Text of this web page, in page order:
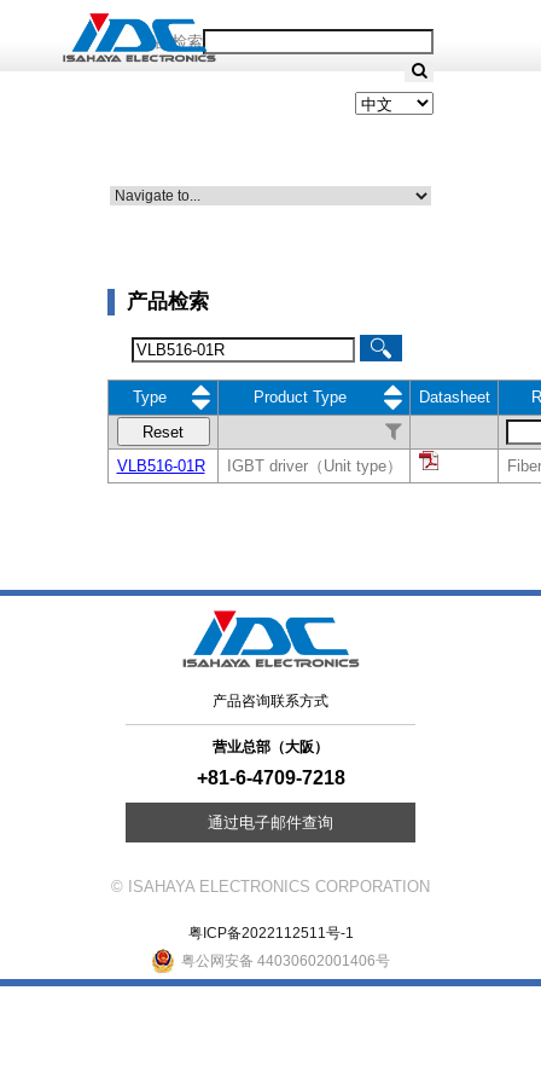
产品检索
产品检索
Type Product Type Datasheet
Reset
VLB516-01R
IGBT driver（Unit type）
产品咨询联系方式
营业总部（大阪）
+81-6-4709-7218
通过电子邮件查询
© ISAHAYA ELECTRONICS CORPORATION
粤ICP备2022112511号-1
粤公网安备 44030602001406号